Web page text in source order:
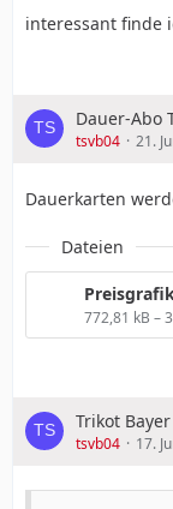
interessant finde
Dauer-Abo
tsvb04 21.
Dauerkarten
Dateien
772,81 kB –
Trikot
tsvb04 17.